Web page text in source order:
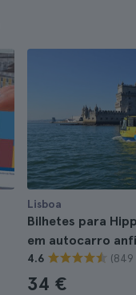
Lisboa
Bilhetes para
em autocarro
4.6 (849
34 €